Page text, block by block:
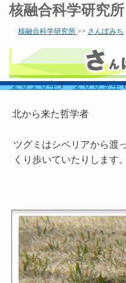
核融合科学研究所
核融合科学研究所 >> さんぽみち
２０１０年l２００９年
北から来た哲学者
ツグミはシベリアから渡
くり歩いていたりします